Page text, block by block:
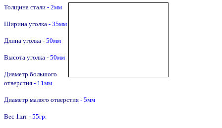
Толщина стали - 2мм
Ширина уголка - 35мм
Длина уголка - 50мм
Высота уголка - 50мм
Диаметр большого
отверстия - 11мм
Диаметр малого отверстия - 5мм
Вес 1шт - 55гр.